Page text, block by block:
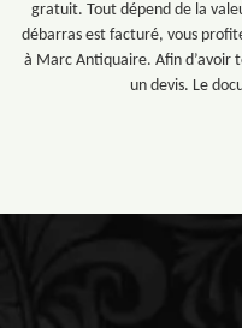
gratuit. Tout dépend de la
débarras est facturé, vous
à Marc Antiquaire. Afin d’avoir
un devis. Le